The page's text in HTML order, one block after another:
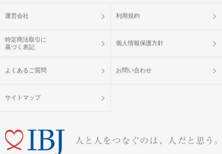
運営会社 利用規約
特定商法取引に
基づく表記
個人情報保護方針
よくあるご質問 お問い合わせ
サイトマップ